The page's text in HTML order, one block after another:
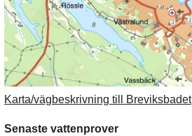
Karta/vägbeskrivning till Breviksbadet
Senaste vattenprover